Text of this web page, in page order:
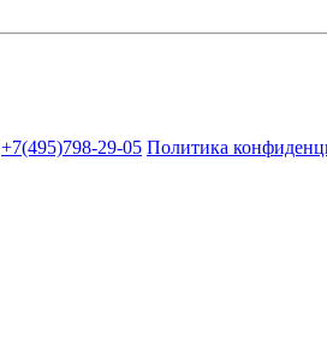
+7(495)798-29-05 Политика